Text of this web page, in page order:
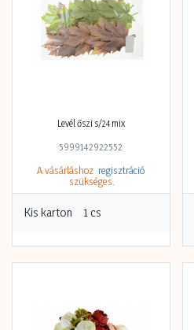
Levél őszi s/24 mix
5999142922552
A vásárláshoz regisztráció
szükséges.
Kis karton 1 cs